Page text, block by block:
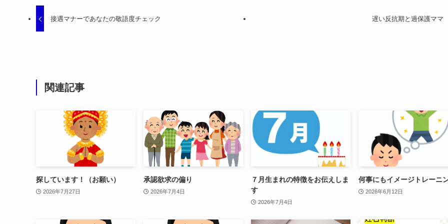
接遇マナーであなたの敬語度チェック 遅い反抗期と過保護ママ
関連記事
探しています！（お願い）
2026年7月27日
承認欲求の偏り
2026年7月4日
７月生まれの特徴をお伝えしま
す
2026年7月4日
何事にもイメージトレーニ
2026年6月12日